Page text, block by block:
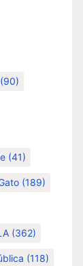
(90)
(41)
(189)
(362)
(118)